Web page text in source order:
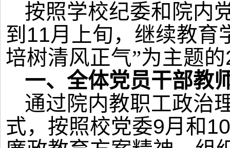
按照学校纪委和院内
到 11月上旬，继续教育
培树清风正气”为主题的
一、 全体党员干部教
通过院内教职工政治
式， 按照校党委9月和 10